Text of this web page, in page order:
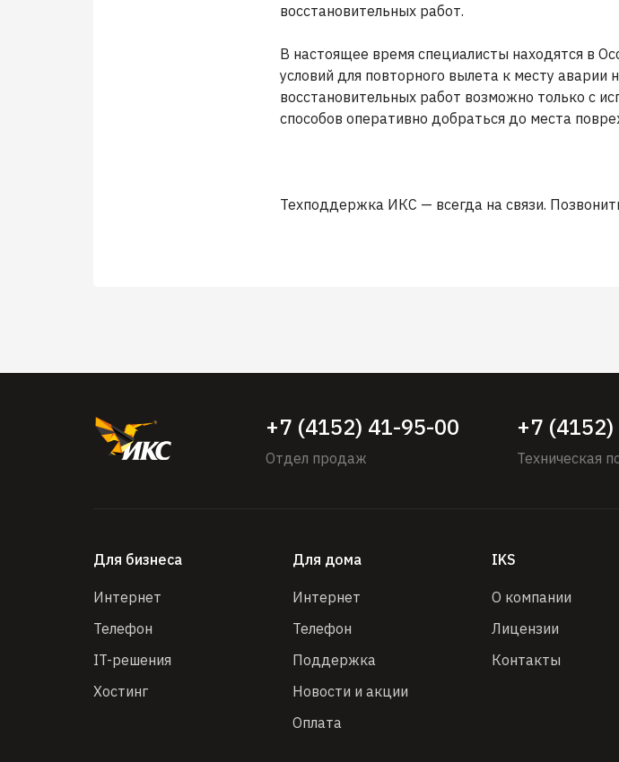
восстановительных работ.
В настоящее время специалисты находятся в
условий для повторного вылета к месту аварии
восстановительных работ возможно только с
способов оперативно добраться до места
Техподдержка ИКС — всегда на связи.
+7 (4152) 41-95-00
Отдел продаж
+7
Техническая
Для бизнеса
Интернет
Телефон
IT-решения
Хостинг
Для дома
Интернет
Телефон
Поддержка
Новости и акции
Оплата
IKS
О компании
Лицензии
Контакты